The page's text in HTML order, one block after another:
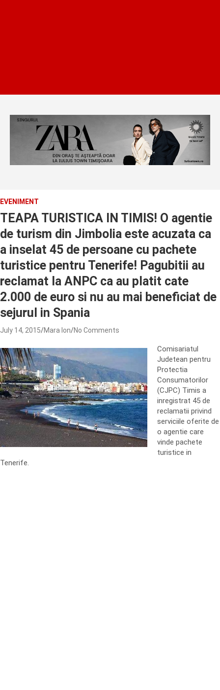
EVENIMENT
TEAPA TURISTICA IN TIMIS! O agentie
de turism din Jimbolia este acuzata ca
a inselat 45 de persoane cu pachete
turistice pentru Tenerife! Pagubitii au
reclamat la ANPC ca au platit cate
2.000 de euro si nu au mai beneficiat de
sejurul in Spania
July 14, 2015 Mara Ion No Comments
Comisariatul
Judetean pentru
Protectia
Consumatorilor
(CJPC) Timis a
inregistrat 45 de
reclamatii privind
serviciile oferite de
o agentie care
vinde pachete
turistice in
Tenerife.